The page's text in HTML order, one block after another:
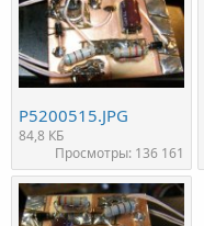
P5200515.JPG
84,8 КБ
Просмотры: 136 161